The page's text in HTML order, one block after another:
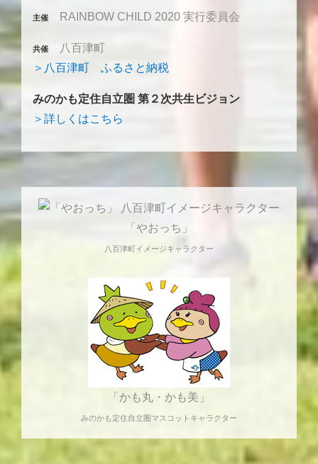
主催 RAINBOW CHILD 2020 実行委員会
共催
八百津町
＞八百津町 ふるさと納税
みのかも定住自立圏 第２次共生ビジョン
＞詳しくはこちら
「やおっち」
八百津町イメージキャラクター
「かも丸・かも美」
みのかも定住自立圏マスコットキャラクター